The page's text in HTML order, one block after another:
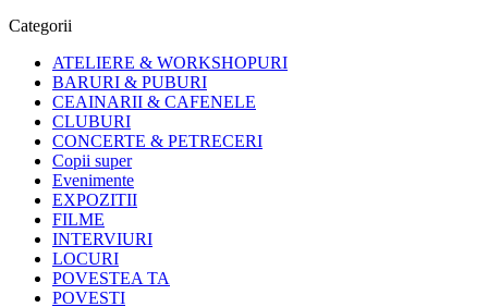
Categorii
ATELIERE & WORKSHOPURI
BARURI & PUBURI
CEAINARII & CAFENELE
CLUBURI
CONCERTE & PETRECERI
Copii super
Evenimente
EXPOZITII
FILME
INTERVIURI
LOCURI
POVESTEA TA
POVESTI